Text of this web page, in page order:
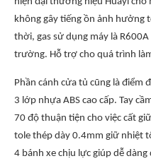
không gây tiếng ồn ảnh hưởng
thời, gas sử dụng máy là
trường. Hỗ trợ cho quá trình
Phần cánh cửa tủ cũng là điểm
3 lớp nhựa ABS cao cấp. Tay
70 độ thuận tiện cho việc cất
tole thép dày 0.4mm giữ nhiệt
4 bánh xe chịu lực giúp dễ dàng